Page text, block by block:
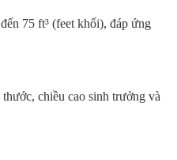
75 ft³ (feet khối), đáp ứng
chiều cao sinh trưởng và